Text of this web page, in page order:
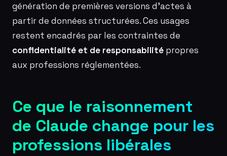
génération de premières versions d’actes à
partir de données structurées. Ces usages
restent encadrés par les contraintes de
confidentialité et de responsabilité propres
aux professions réglementées.
Ce que le raisonnement
de Claude change pour les
professions libérales